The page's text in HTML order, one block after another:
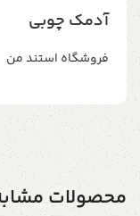
آدمک چوبی
فروشگاه استند من
محصولات